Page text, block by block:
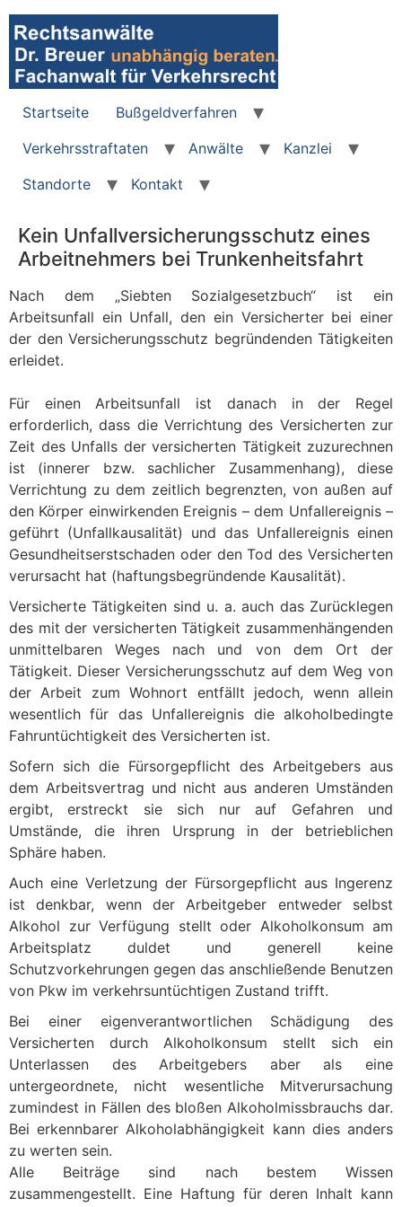
Zum
Inhalt
wechseln
Startseite
Bußgeldverfahren
Verkehrsstraftaten
Anwälte
Kanzlei
Standorte
Kontakt
Kein Unfallversicherungsschutz eines
Arbeitnehmers bei Trunkenheitsfahrt
Nach dem „Siebten Sozialgesetzbuch“ ist ein
Arbeitsunfall ein Unfall, den ein Versicherter bei einer
der den Versicherungsschutz begründenden Tätigkeiten
erleidet.
Für einen Arbeitsunfall ist danach in der Regel
erforderlich, dass die Verrichtung des Versicherten zur
Zeit des Unfalls der versicherten Tätigkeit zuzurechnen
ist (innerer bzw. sachlicher Zusammenhang), diese
Verrichtung zu dem zeitlich begrenzten, von außen auf
den Körper einwirkenden Ereignis – dem Unfallereignis –
geführt (Unfallkausalität) und das Unfallereignis einen
Gesundheitserstschaden oder den Tod des Versicherten
verursacht hat (haftungsbegründende Kausalität).
Versicherte Tätigkeiten sind u. a. auch das Zurücklegen
des mit der versicherten Tätigkeit zusammenhängenden
unmittelbaren Weges nach und von dem Ort der
Tätigkeit. Dieser Versicherungsschutz auf dem Weg von
der Arbeit zum Wohnort entfällt jedoch, wenn allein
wesentlich für das Unfallereignis die alkoholbedingte
Fahruntüchtigkeit des Versicherten ist.
Sofern sich die Fürsorgepflicht des Arbeitgebers aus
dem Arbeitsvertrag und nicht aus anderen Umständen
ergibt, erstreckt sie sich nur auf Gefahren und
Umstände, die ihren Ursprung in der betrieblichen
Sphäre haben.
Auch eine Verletzung der Fürsorgepflicht aus Ingerenz
ist denkbar, wenn der Arbeitgeber entweder selbst
Alkohol zur Verfügung stellt oder Alkoholkonsum am
Arbeitsplatz duldet und generell keine
Schutzvorkehrungen gegen das anschließende Benutzen
von Pkw im verkehrsuntüchtigen Zustand trifft.
Bei einer eigenverantwortlichen Schädigung des
Versicherten durch Alkoholkonsum stellt sich ein
Unterlassen des Arbeitgebers aber als eine
untergeordnete, nicht wesentliche Mitverursachung
zumindest in Fällen des bloßen Alkoholmissbrauchs dar.
Bei erkennbarer Alkoholabhängigkeit kann dies anders
zu werten sein.
Alle Beiträge sind nach bestem Wissen
zusammengestellt. Eine Haftung für deren Inhalt kann